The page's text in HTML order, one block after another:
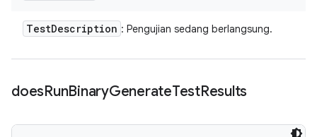
TestDescription : Pengujian sedang berlangsung.
doesRunBinaryGenerateTestResults